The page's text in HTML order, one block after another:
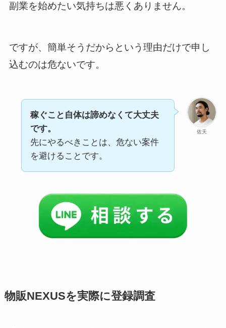
副業を始めたい気持ちは悪くありません。
ですが、簡単そうだからという理由だけで申し
込むのは危ないです。
佐天
稼ぐこと自体は諦めなくて大丈夫
です。
先にやるべきことは、危ない案件
を避けることです。
物販NEXUSを実際に登録調査